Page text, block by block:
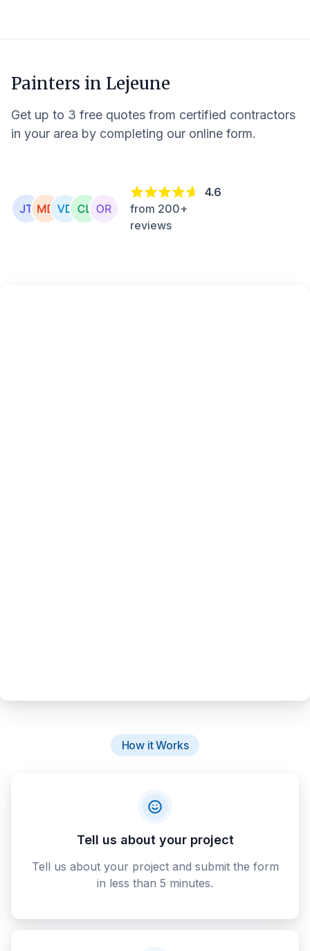
Painters in Lejeune
Get up to 3 free quotes from certified contractors
in your area by completing our online form.
4.6
from 200+
reviews
How it Works
Tell us about your project
Tell us about your project and submit the form
in less than 5 minutes.